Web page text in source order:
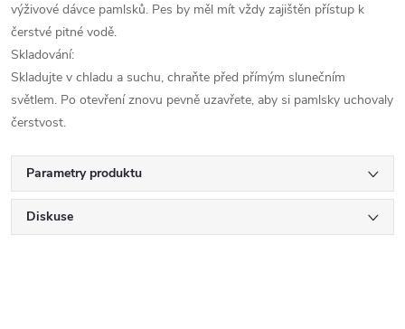
výživové dávce pamlsků. Pes by měl mít vždy zajištěn přístup k
čerstvé pitné vodě.
Skladování:
Skladujte v chladu a suchu, chraňte před přímým slunečním
světlem. Po otevření znovu pevně uzavřete, aby si pamlsky uchovaly
čerstvost.
Parametry produktu
Diskuse